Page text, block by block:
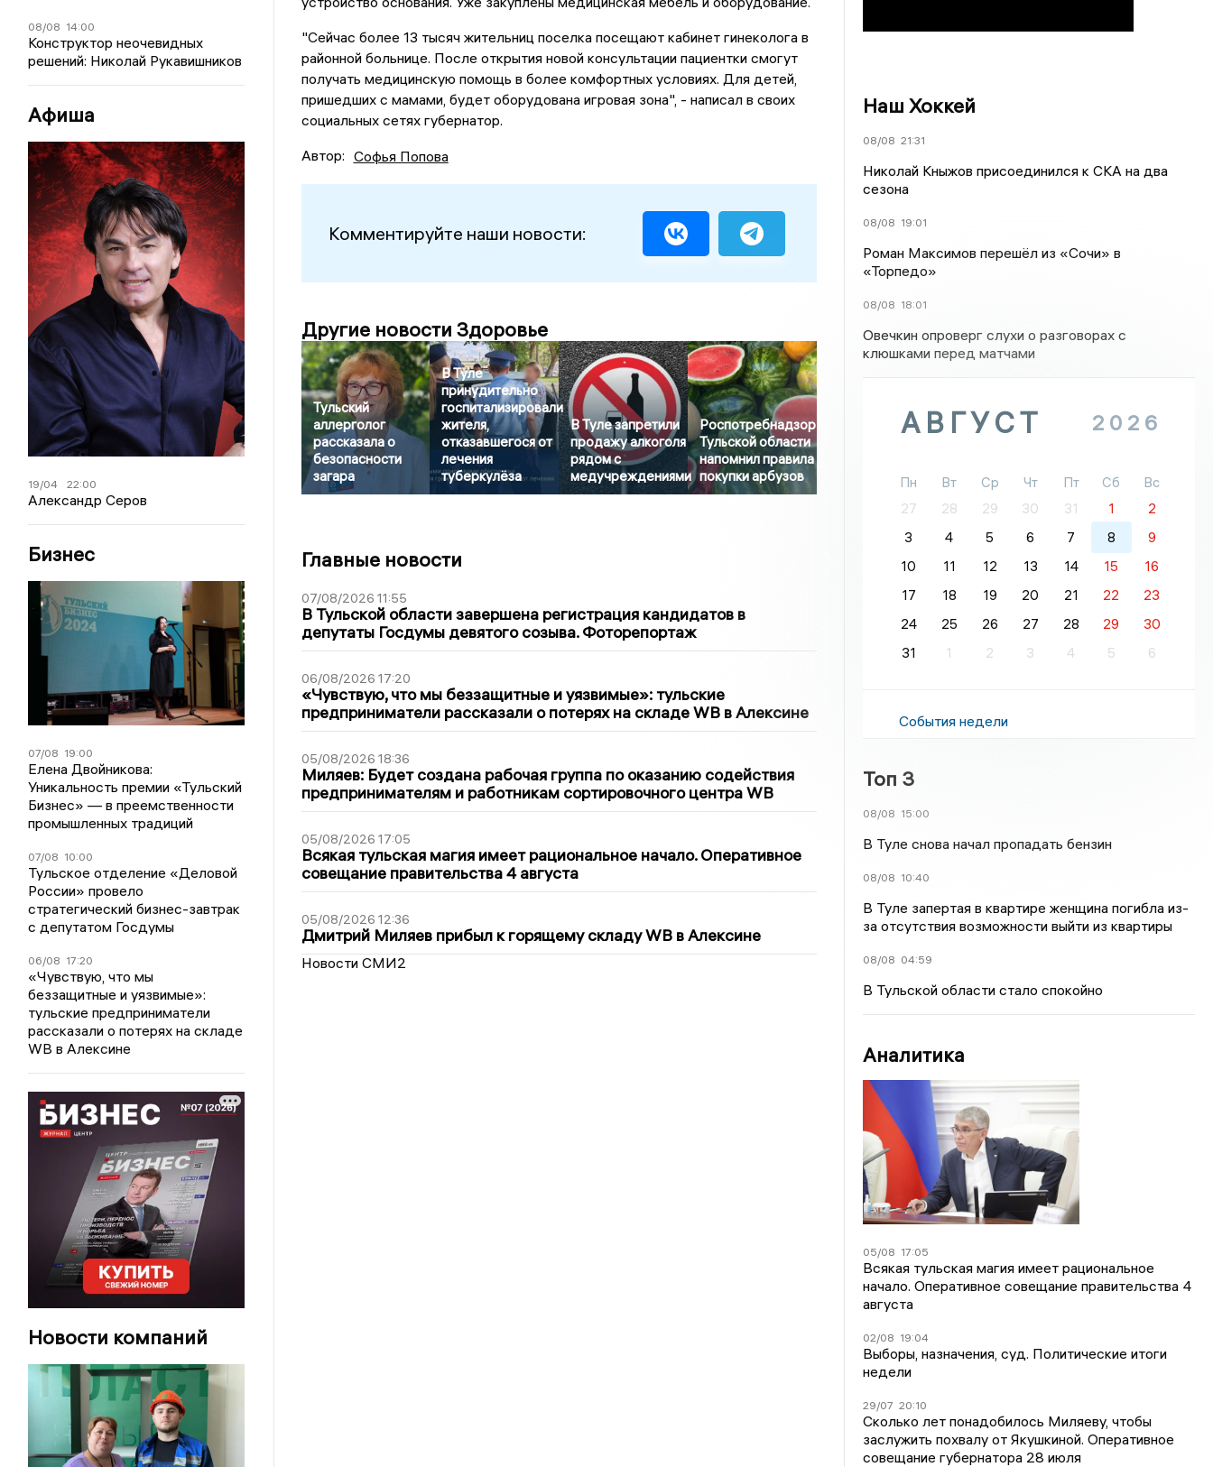
08/08 14:00
Конструктор неочевидных
решений: Николай Рукавишников
Афиша
19/04 22:00
Александр Серов
Бизнес
07/08 19:00
Елена Двойникова:
Уникальность премии «Тульский
Бизнес» — в преемственности
промышленных традиций
07/08 10:00
Тульское отделение «Деловой
России» провело
стратегический бизнес-завтрак
с депутатом Госдумы
06/08 17:20
«Чувствую, что мы
беззащитные и уязвимые»:
тульские предприниматели
рассказали о потерях на складе
WB в Алексине
Новости компаний
"Сейчас более 13 тысяч жительниц поселка посещают кабинет гинеколога в
районной больнице. После открытия новой консультации пациентки смогут
получать медицинскую помощь в более комфортных условиях. Для детей,
пришедших с мамами, будет оборудована игровая зона", - написал в своих
социальных сетях губернатор.
Автор: Софья Попова
Комментируйте наши новости:
Другие новости Здоровье
Тульский
аллерголог
рассказала о
безопасности
загара
В Туле
принудительно
госпитализировали
жителя,
отказавшегося от
лечения
туберкулёза
В Туле запретили
продажу алкоголя
рядом с
медучреждениями
Роспотребнадзор
Тульской области
напомнил правила
покупки арбузов
Главные новости
07/08/2026 11:55
В Тульской области завершена регистрация кандидатов в
депутаты Госдумы девятого созыва. Фоторепортаж
06/08/2026 17:20
«Чувствую, что мы беззащитные и уязвимые»: тульские
предприниматели рассказали о потерях на складе WB в Алексине
05/08/2026 18:36
Миляев: Будет создана рабочая группа по оказанию содействия
предпринимателям и работникам сортировочного центра WB
05/08/2026 17:05
Всякая тульская магия имеет рациональное начало. Оперативное
совещание правительства 4 августа
05/08/2026 12:36
Дмитрий Миляев прибыл к горящему складу WB в Алексине
Новости СМИ2
Наш Хоккей
08/08 21:31
Николай Кныжов присоединился к СКА на два
сезона
08/08 19:01
Роман Максимов перешёл из «Сочи» в
«Торпедо»
08/08 18:01
Овечкин опроверг слухи о разговорах с
клюшками перед матчами
АВГУСТ 2026
Пн Вт Ср Чт Пт Сб
Вс
27
28 29 30 31 1
2
3
4 5 6 7 8
9
10
11 12 13 14 15
16
17
18 19 20 21 22
23
24
25 26 27 28 29
30
31
1 2 3 4 5 6
События недели
Топ 3
08/08 15:00
В Туле снова начал пропадать бензин
08/08 10:40
В Туле запертая в квартире женщина погибла из-
за отсутствия возможности выйти из квартиры
08/08 04:59
В Тульской области стало спокойно
Аналитика
05/08 17:05
Всякая тульская магия имеет рациональное
начало. Оперативное совещание правительства 4
августа
02/08 19:04
Выборы, назначения, суд. Политические итоги
недели
29/07 20:10
Сколько лет понадобилось Миляеву, чтобы
заслужить похвалу от Якушкиной. Оперативное
совещание губернатора 28 июля